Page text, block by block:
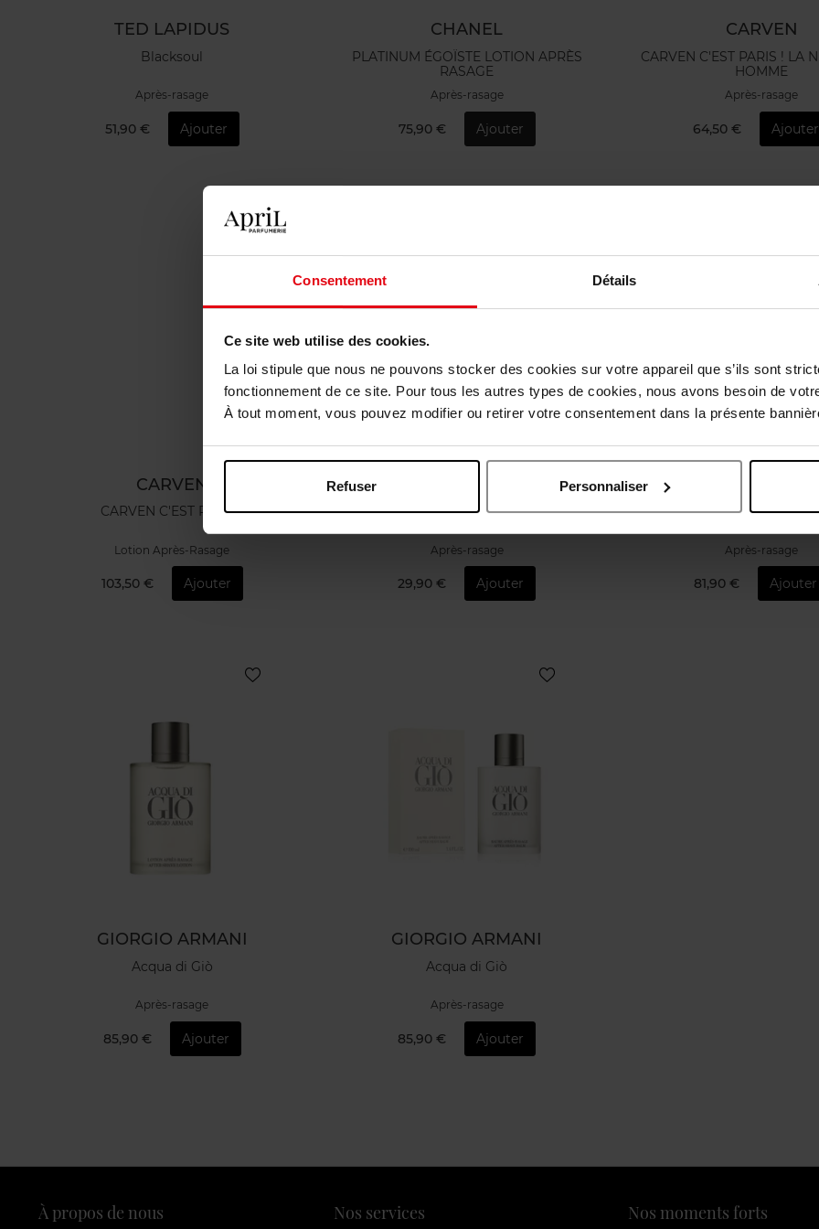
Consentement Détails
Ce site web utilise des cookies.
La loi stipule que nous ne pouvons stocker des cookies sur votre appareil que s’ils sont
fonctionnement de ce site. Pour tous les autres types de cookies, nous avons besoin de
À tout moment, vous pouvez modifier ou retirer votre consentement dans la présente
Refuser Personnaliser
TED LAPIDUS
Blacksoul
Après-rasage
51,90 € Ajouter
CHANEL
PLATINUM ÉGOÏSTE LOTION APRÈS
RASAGE
Après-rasage
75,90 € Ajouter
CARVEN
CARVEN C'EST PARIS ! LA
HOMME
Après-rasage
64,50 € Ajouter
CARVEN
CARVEN C'EST PARIS !
Lotion Après-Rasage
103,50 € Ajouter
Explorer
Après-rasage
29,90 € Ajouter
Invictus
Après-rasage
81,90 € Ajouter
GIORGIO ARMANI
Acqua di Giò
Après-rasage
85,90 € Ajouter
GIORGIO ARMANI
Acqua di Giò
Après-rasage
85,90 € Ajouter
À propos de nous Nos services Nos moments forts